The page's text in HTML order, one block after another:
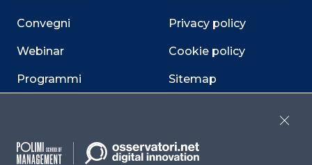
Convegni
Webinar
Programmi
Privacy policy
Cookie policy
Sitemap
Cookie Center